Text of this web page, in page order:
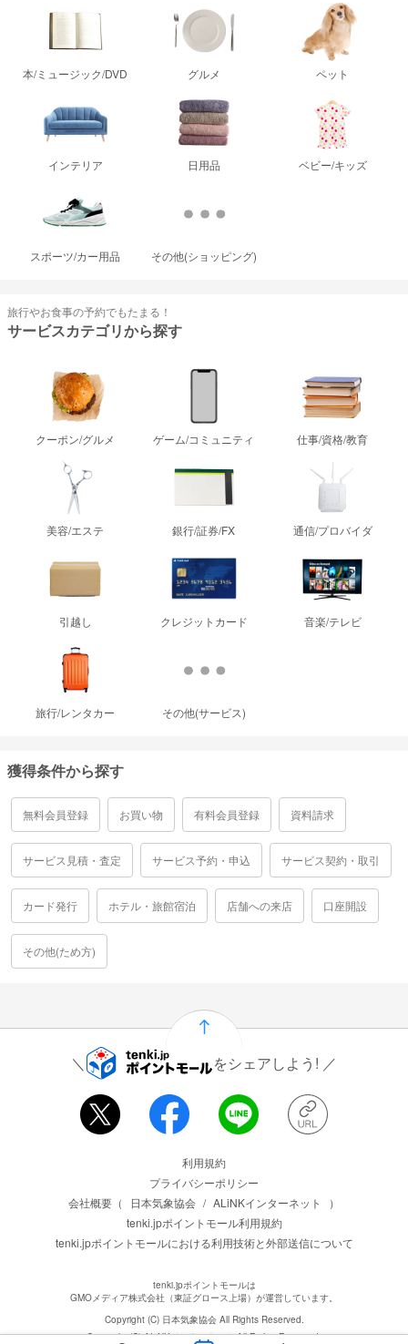
本/ミュージック/DVD グルメ ペット
インテリア 日用品 ベビー/キッズ
スポーツ/カー用品 その他(ショッピング)
旅行やお食事の予約でもたまる！
サービスカテゴリから探す
クーポン/グルメ ゲーム/コミュニティ 仕事/資格/教育
美容/エステ 銀行/証券/FX 通信/プロバイダ
引越し クレジットカード 音楽/テレビ
旅行/レンタカー その他(サービス)
獲得条件から探す
無料会員登録 お買い物 有料会員登録 資料請求
サービス見積・査定 サービス予約・申込 サービス契約・取引
カード発行 ホテル・旅館宿泊 店舗への来店 口座開設
その他(ため方)
をシェアしよう!
利用規約
プライバシーポリシー
会社概要（
日本気象協会 / ALiNKインターネット
）
tenki.jpポイントモール利用規約
tenki.jpポイントモールにおける利用技術と外部送信について
tenki.jpポイントモールは
GMOメディア株式会社（東証グロース上場）が運営しています。
Copyright (C) 日本気象協会 All Rights Reserved.
Copyright (C) ALiNKインターネット All Rights Reserved.